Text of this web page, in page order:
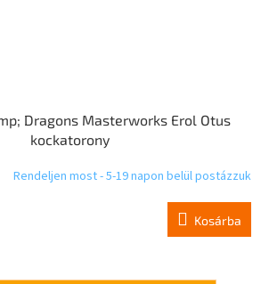
Dragons Masterworks Erol Otus
kockatorony
Rendeljen most - 5-19 napon belül postázzuk
Kosárba